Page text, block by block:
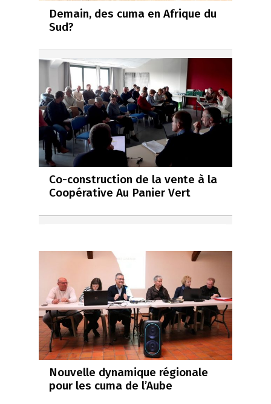
Demain, des cuma en Afrique du
Sud?
Co-construction de la vente à la
Coopérative Au Panier Vert
Nouvelle dynamique régionale
pour les cuma de l’Aube